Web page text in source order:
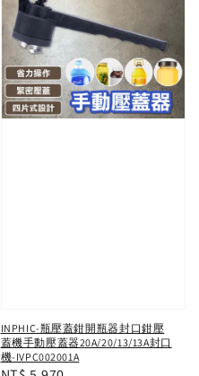
INPHIC-瓶壓蓋鉗開瓶器封口鉗壓
蓋機手動壓蓋器20A/20/13/13A封口
機-IVPC002001A